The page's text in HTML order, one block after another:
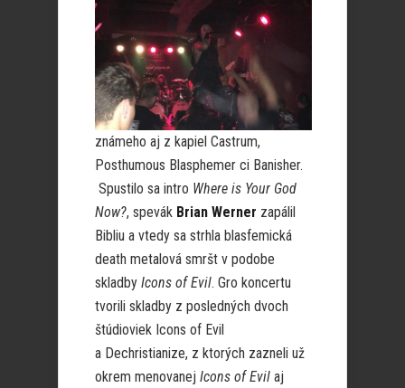
známeho aj z kapiel Castrum,
Posthumous Blasphemer ci Banisher.
Spustilo sa intro Where is Your God
Now?, spevák Brian Werner zapálil
Bibliu a vtedy sa strhla blasfemická
death metalová smršt v podobe
skladby Icons of Evil. Gro koncertu
tvorili skladby z posledných dvoch
štúdioviek Icons of Evil
a Dechristianize, z ktorých zazneli už
okrem menovanej Icons of Evil aj